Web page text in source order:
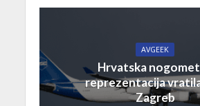
AVGEEK
Hrvatska
reprezentacija
Zagreb